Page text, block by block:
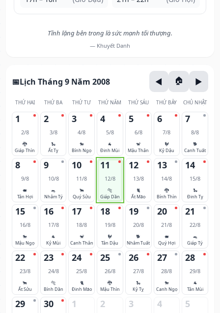
Tĩnh lặng bên trong là sức mạnh tối thượng.
— Khuyết Danh
Lịch Tháng 9 Năm 2008
THỨ HAI THỨ BA THỨ TƯ THỨ NĂM THỨ SÁU THỨ BẢY CHỦ NHẬT
1
2/8
🐉
Giáp Thìn
2
3/8
🐍
Ất Tỵ
3
4/8
🐎
Bính Ngọ
4
5/8
🐐
Đinh Mùi
5
6/8
🐒
Mậu Thân
6
7/8
🐓
Kỷ Dậu
7
8/8
🐕
Canh Tuất
8
9/8
🐖
Tân Hợi
9
10/8
🐀
Nhâm Tý
10
11/8
🐂
Quý Sửu
11
12/8
🐅
Giáp Dần
12
13/8
🐈
Ất Mão
13
14/8
🐉
Bính Thìn
14
15/8
🐍
Đinh Tỵ
15
16/8
🐎
Mậu Ngọ
16
17/8
🐐
Kỷ Mùi
17
18/8
🐒
Canh Thân
18
19/8
🐓
Tân Dậu
19
20/8
🐕
Nhâm Tuất
20
21/8
🐖
Quý Hợi
21
22/8
🐀
Giáp Tý
22
23/8
🐂
Ất Sửu
23
24/8
🐅
Bính Dần
24
25/8
🐈
Đinh Mão
25
26/8
🐉
Mậu Thìn
26
27/8
🐍
Kỷ Tỵ
27
28/8
🐎
Canh Ngọ
28
29/8
🐐
Tân Mùi
29 30 1 2 3 4 5